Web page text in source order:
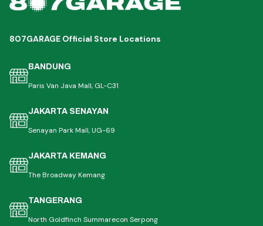
807GARAGE Official Store Locations
BANDUNG
Paris Van Java Mall, GL-C31
JAKARTA SENAYAN
Senayan Park Mall, UG-69
JAKARTA KEMANG
The Broadway Kemang
TANGERANG
North Goldfinch Summarecon Serpong